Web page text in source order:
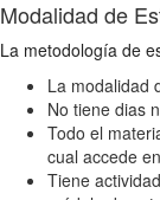
Modalidad de
La metodología de
La modalidad
No tiene dias
Todo el
cual accede
Tiene